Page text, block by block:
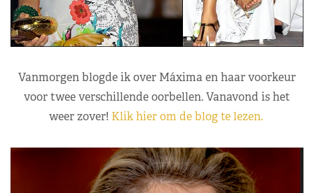
Vanmorgen blogde ik over Máxima en haar voorkeur
voor twee verschillende oorbellen. Vanavond is het
weer zover! Klik hier om de blog te lezen.